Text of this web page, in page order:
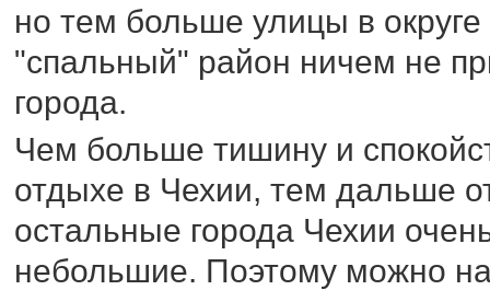
но тем больше улицы в
"спальный" район ничем не
города.
Чем больше тишину и
отдыхе в Чехии, тем дальше
остальные города Чехии
небольшие. Поэтому можно